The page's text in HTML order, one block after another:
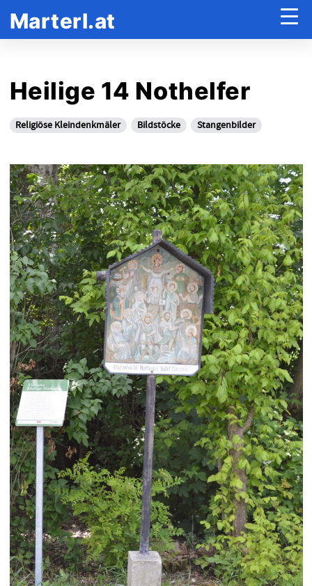
Marterl.at
Heilige 14 Nothelfer
Religiöse Kleindenkmäler Bildstöcke Stangenbilder